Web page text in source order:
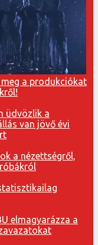
a produkciókat
üdvözlik a
van jövő évi
a nézettségről,
elmagyarázza a